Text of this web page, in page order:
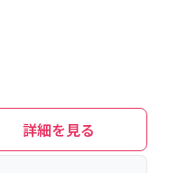
詳細を見る